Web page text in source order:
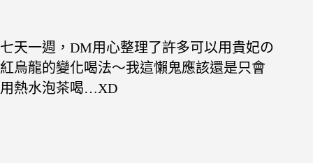
七天一週，DM用心整理了許多可以用貴妃の
紅烏龍的變化喝法～我這懶鬼應該還是只會
用熱水泡茶喝…XD